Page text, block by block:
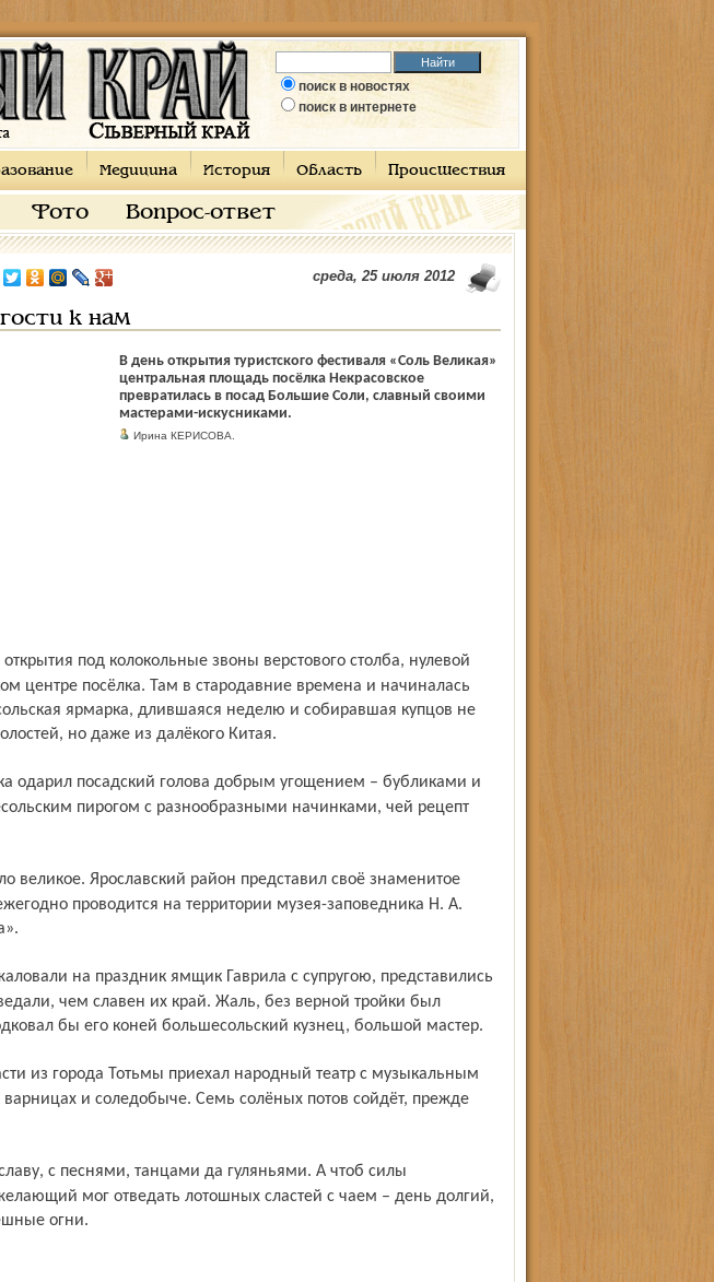
поиск в новостях
поиск в интернете
Медицина История Область Происшествия
Фото Вопрос-ответ
среда, 25 июля 2012
к нам
В день открытия туристского фестиваля «Соль Великая»
центральная площадь посёлка Некрасовское
превратилась в посад Большие Соли, славный своими
мастерами-искусниками.
Ирина КЕРИСОВА.
центре посёлка. Там в стародавние времена и начиналась
ярмарка, длившаяся неделю и собиравшая купцов не
но даже из далёкого Китая.
пирогом с разнообразными начинками, чей рецепт
проводится на территории музея-заповедника Н. А.
чем славен их край. Жаль, без верной тройки был
бы его коней большесольский кузнец, большой мастер.
варницах и соледобыче. Семь солёных потов сойдёт, прежде
мог отведать лотошных сластей с чаем – день долгий,
огни.